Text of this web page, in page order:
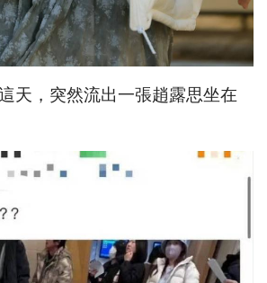
天，突然流出一張趙露思坐在